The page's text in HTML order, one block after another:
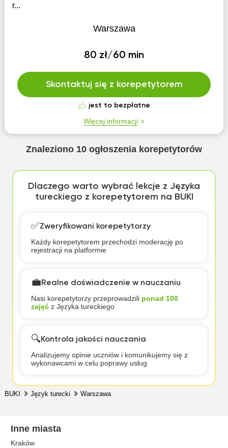
r...
Warszawa
80 zł/60 min
Skontaktuj się z korepetytorem
jest to bezpłatne
Więcej informacji
Znaleziono 10 ogłoszenia korepetytorów
Dlaczego warto wybrać lekcje z Języka
tureckiego z korepetytorem na BUKI
✅Zweryfikowani korepetytorzy
Każdy korepetytorem przechodzi moderację po
rejestracji na platformie
💼Realne doświadczenie w nauczaniu
Nasi korepetytorzy przeprowadzili ponad 100
zajęćz Języka tureckiego
🔍Kontrola jakości nauczania
Analizujemy opinie uczniów i komunikujemy się z
wykonawcami w celu poprawy usług
BUKI Język turecki Warszawa
Inne miasta
Kraków